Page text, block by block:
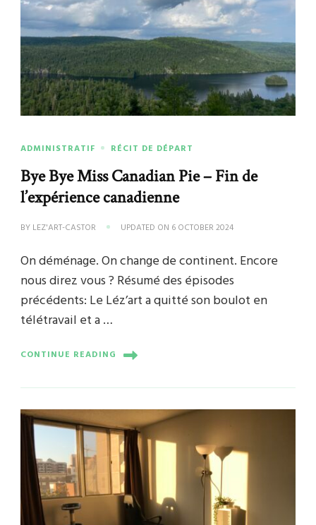
ADMINISTRATIF RÉCIT DE DÉPART
Bye Bye Miss Canadian Pie – Fin de
l’expérience canadienne
BY LEZ'ART-CASTOR UPDATED ON 6 OCTOBER 2024
On déménage. On change de continent. Encore
nous direz vous ? Résumé des épisodes
précédents: Le Léz’art a quitté son boulot en
télétravail et a …
CONTINUE READING